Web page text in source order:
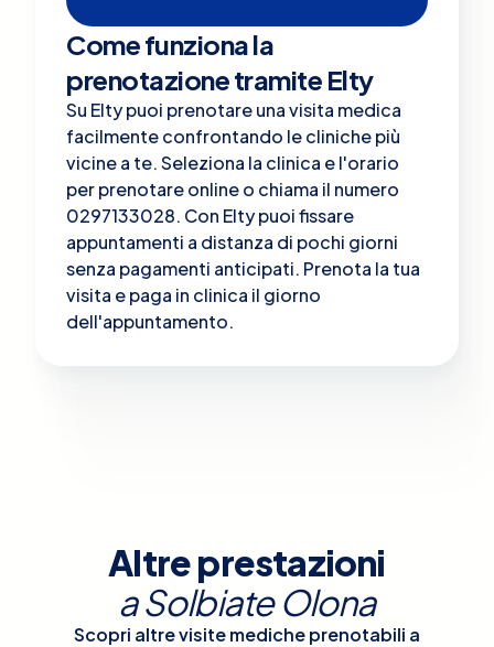
Come funziona la
prenotazione tramite Elty
Su Elty puoi prenotare una visita medica
facilmente confrontando le cliniche più
vicine a te. Seleziona la clinica e l'orario
per prenotare online o chiama il numero
0297133028. Con Elty puoi fissare
appuntamenti a distanza di pochi giorni
senza pagamenti anticipati. Prenota la tua
visita e paga in clinica il giorno
dell'appuntamento.
Altre prestazioni
aSolbiate Olona
Scopri altre visite mediche prenotabili a